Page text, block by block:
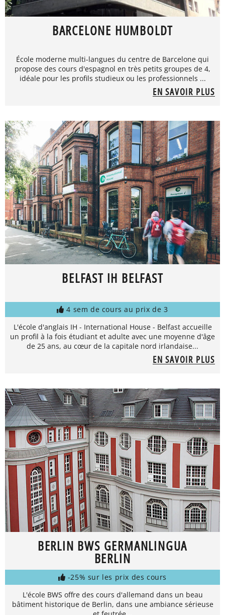
BARCELONE HUMBOLDT
École moderne multi-langues du centre de Barcelone qui
propose des cours d'espagnol en très petits groupes de 4,
idéale pour les profils studieux ou les professionnels ...
EN SAVOIR PLUS
BELFAST IH BELFAST
4 sem de cours au prix de 3
L'école d'anglais IH - International House - Belfast accueille
un profil à la fois étudiant et adulte avec une moyenne d'âge
de 25 ans, au cœur de la capitale nord irlandaise...
EN SAVOIR PLUS
BERLIN BWS GERMANLINGUA
BERLIN
-25% sur les prix des cours
L'école BWS offre des cours d'allemand dans un beau
bâtiment historique de Berlin, dans une ambiance sérieuse